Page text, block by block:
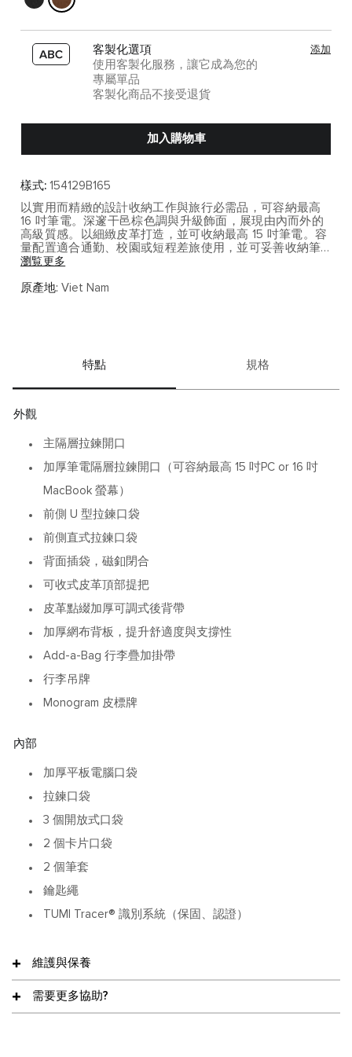
客製化選項
使用客製化服務，讓它成為您的
專屬單品
客製化商品不接受退貨
添加
加入購物車
樣式: 154129B165
以實用而精緻的設計收納工作與旅行必需品，可容納最高
16 吋筆電。深邃干邑棕色調與升級飾面，展現由內而外的
高級質感。以細緻皮革打造，並可收納最高 15 吋筆電。容
量配置適合通勤、校園或短程差旅使用，並可妥善收納筆
電與日常工作配備。
Harrison 系列以精緻材質與都會線條詮釋低調奢華，適合
瀏覧更多
原產地: Viet Nam
特點 規格
外觀
主隔層拉鍊開口
加厚筆電隔層拉鍊開口（可容納最高 15 吋PC or 16 吋
MacBook 螢幕）
前側 U 型拉鍊口袋
前側直式拉鍊口袋
背面插袋，磁釦閉合
可收式皮革頂部提把
皮革點綴加厚可調式後背帶
加厚網布背板，提升舒適度與支撐性
Add-a-Bag 行李疊加掛帶
行李吊牌
Monogram 皮標牌
內部
加厚平板電腦口袋
拉鍊口袋
3 個開放式口袋
2 個卡片口袋
2 個筆套
鑰匙繩
TUMI Tracer® 識別系統（保固、認證）
維護與保養
需要更多協助?